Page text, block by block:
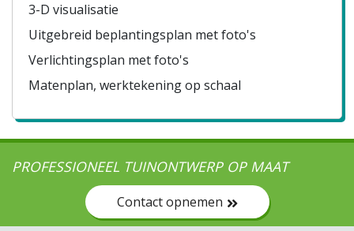
3-D visualisatie
Uitgebreid beplantingsplan met foto's
Verlichtingsplan met foto's
Matenplan, werktekening op schaal
PROFESSIONEEL TUINONTWERP OP MAAT
Contact opnemen